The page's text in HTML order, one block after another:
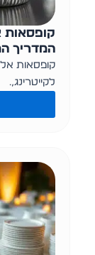
קופסאות
המדריך
קופסאות
לקייטרינג,…